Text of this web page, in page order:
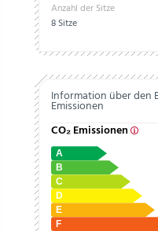
Anzahl der Sitze
8 Sitze
Information über den
Emissionen
CO₂ Emissionen